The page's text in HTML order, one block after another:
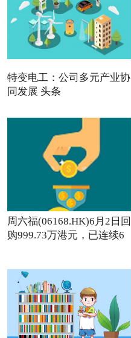
特变电工：公司多元产业协
同发展 头条
周六福(06168.HK)6月2日回
购999.73万港元，已连续6